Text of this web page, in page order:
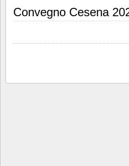
Convegno Cesena